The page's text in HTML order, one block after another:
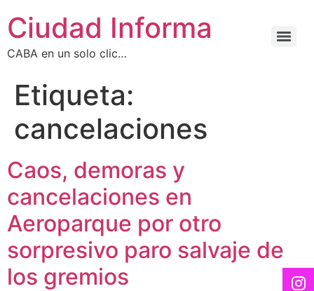
Ciudad Informa
CABA en un solo clic…
Etiqueta:
cancelaciones
Caos, demoras y
cancelaciones en
Aeroparque por otro
sorpresivo paro salvaje de
los gremios